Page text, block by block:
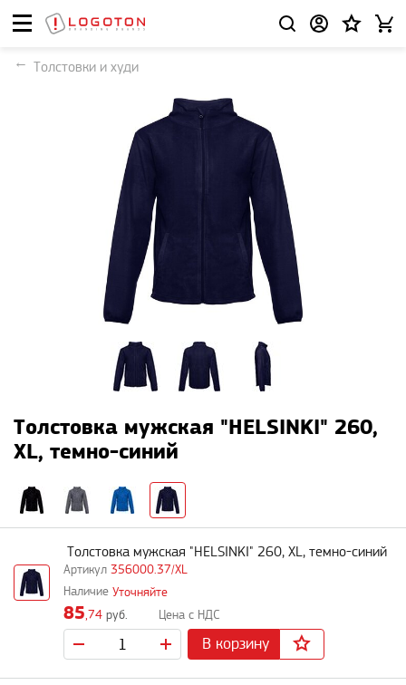
Толстовки и худи
Толстовка мужская "HELSINKI" 260,
XL, темно-синий
356000.37/XL
Толстовка мужская "HELSINKI" 260, XL, темно-синий
Уточняйте
85,74 руб.
В корзину